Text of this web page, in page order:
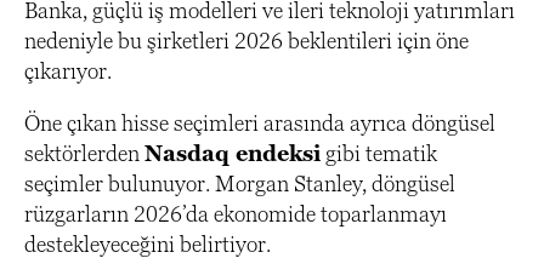
Banka, güçlü iş modelleri ve ileri teknoloji yatırımları
nedeniyle bu şirketleri 2026 beklentileri için öne
çıkarıyor.
Öne çıkan hisse seçimleri arasında ayrıca döngüsel
sektörlerden Nasdaq endeksi gibi tematik
seçimler bulunuyor. Morgan Stanley, döngüsel
rüzgarların 2026’da ekonomide toparlanmayı
destekleyeceğini belirtiyor.